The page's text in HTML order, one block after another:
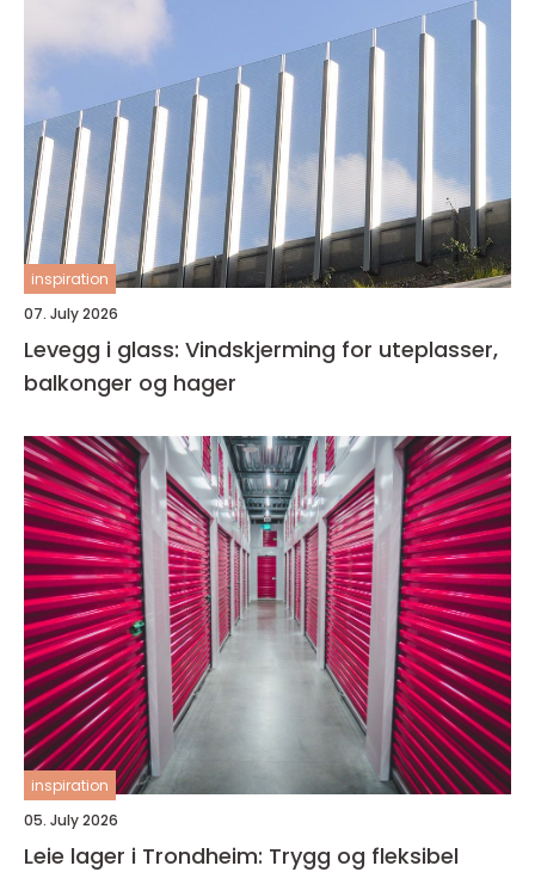
inspiration
07. July 2026
Levegg i glass: Vindskjerming for uteplasser,
balkonger og hager
inspiration
05. July 2026
Leie lager i Trondheim: Trygg og fleksibel